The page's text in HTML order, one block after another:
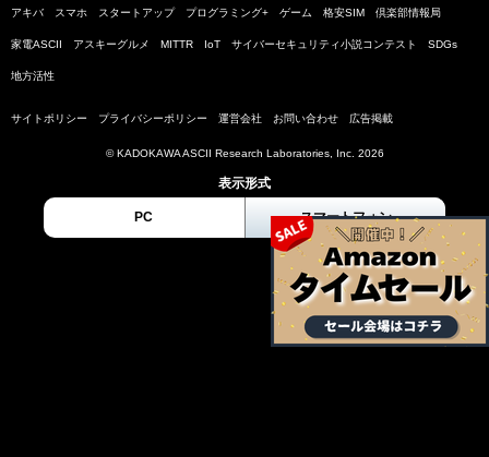
アキバ スマホ スタートアップ プログラミング+ ゲーム 格安SIM 倶楽部情報局
家電ASCII アスキーグルメ MITTR IoT サイバーセキュリティ小説コンテスト SDGs
地方活性
サイトポリシー プライバシーポリシー 運営会社 お問い合わせ 広告掲載
© KADOKAWA ASCII Research Laboratories, Inc. 2026
表示形式
PC スマートフォン